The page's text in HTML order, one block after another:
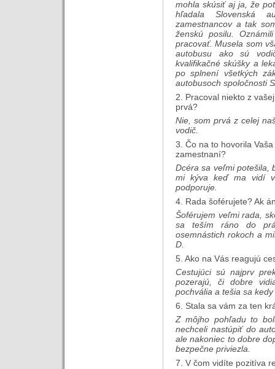
mohla skúsiť aj ja, že
hľadala Slovenská
zamestnancov a tak
ženskú posilu.
pracovať. Musela som
autobusu ako sú
kvalifikačné skúšky a
po splnení všetkých
autobusoch spoločnosti
2. Pracoval niekto z
prvá?
Nie, som prvá z celej
vodič.
3. Čo na to hovorila
zamestnaní?
Dcéra sa veľmi potešila,
mi kýva keď ma vidí
podporuje.
4. Rada šoférujete? Ak
Šoférujem veľmi rada,
sa teším ráno do
osemnástich rokoch a
D.
5. Ako na Vás reagujú
Cestujúci sú najprv
pozerajú, či dobre
pochvália a tešia sa
6. Stala sa vám za ten
Z môjho pohľadu to
nechceli nastúpiť do
ale nakoniec to dobre
bezpečne priviezla.
7. V čom vidíte pozitíva